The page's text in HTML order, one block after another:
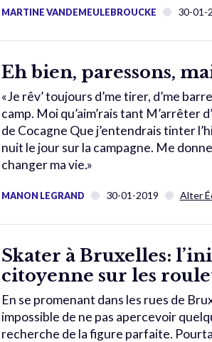
MARTINE VANDEMEULEBROUCKE 30-01-
Eh bien, paressons,
«Je rêv’ toujours d’me tirer, d’me
camp. Moi qu’aim’rais tant M’arrêter
de Cocagne Que j’entendrais tinter
nuit le jour sur la campagne. Me
changer ma vie.»
MANON LEGRAND 30-01-2019 Alter
Skater à Bruxelles:
citoyenne sur les
En se promenant dans les rues de
impossible de ne pas apercevoir
recherche de la figure parfaite.